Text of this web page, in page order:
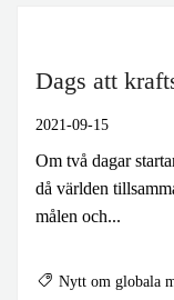
Dags att
2021-09-15
Om två dagar
då världen
målen och...
Nytt om globala